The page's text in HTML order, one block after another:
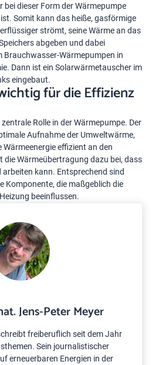
bei dieser Form der Wärmepumpe
Somit kann das heiße, gasförmige
strömt, seine Wärme an das
abgeben und dabei
Brauchwasser-Wärmepumpen in
Dann ist ein Solarwärmetauscher im
eingebaut.
für die Effizienz
Rolle in der Wärmepumpe. Der
Aufnahme der Umweltwärme,
effizient an den
die Wärmeübertragung dazu bei, dass
kann. Entsprechend sind
Komponente, die maßgeblich die
beeinflussen.
Jens-Peter Meyer
freiberuflich seit dem Jahr
Sein journalistischer
erneuerbaren Energien in der